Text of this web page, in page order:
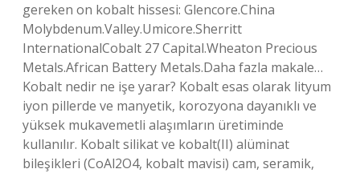
gereken on kobalt hissesi: Glencore.China
Molybdenum.Valley.Umicore.Sherritt
InternationalCobalt 27 Capital.Wheaton Precious
Metals.African Battery Metals.Daha fazla makale…
Kobalt nedir ne işe yarar? Kobalt esas olarak lityum
iyon pillerde ve manyetik, korozyona dayanıklı ve
yüksek mukavemetli alaşımların üretiminde
kullanılır. Kobalt silikat ve kobalt(II) alüminat
bileşikleri (CoAl2O4, kobalt mavisi) cam, seramik,